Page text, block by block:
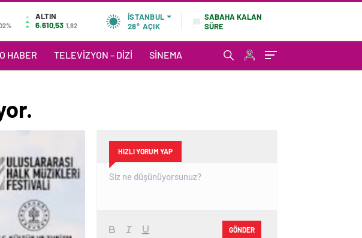
ALTIN
6.610,53 1,82
İSTANBUL
28° AÇIK
SABAHA KALAN
SÜRE
HABER TELEVIZYON – DIZI SINEMA
HIZLI YORUM YAP
GÖNDER